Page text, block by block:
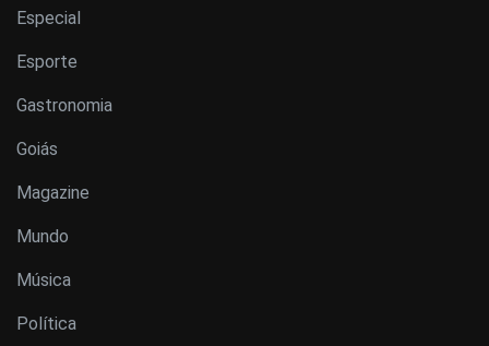
Especial
Esporte
Gastronomia
Goiás
Magazine
Mundo
Música
Política